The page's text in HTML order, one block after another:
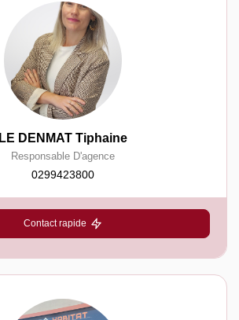
LE DENMAT Tiphaine
Responsable D'agence
0299423800
Contact rapide